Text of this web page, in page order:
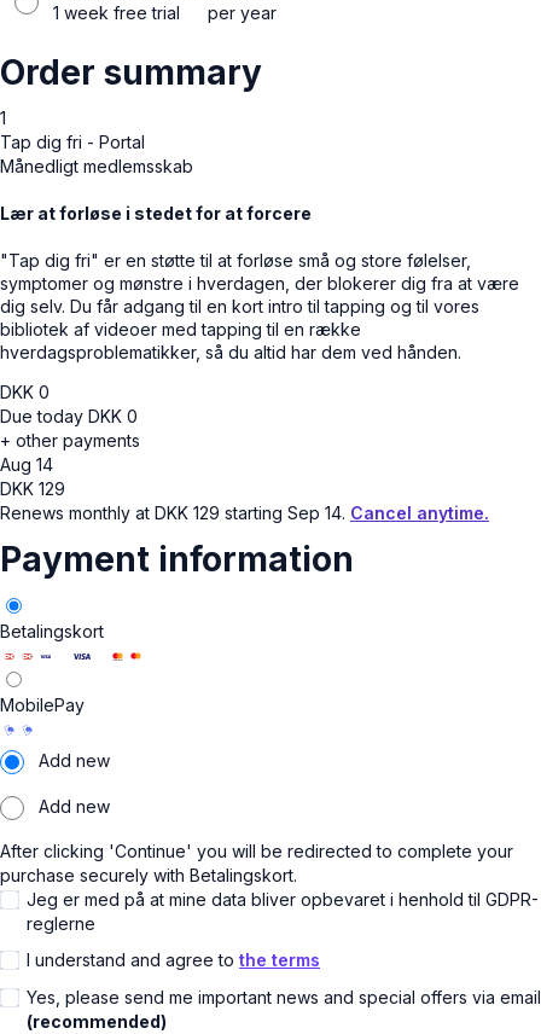
1 week free trial
per year
Order summary
1
Tap dig fri - Portal
Månedligt medlemsskab
Lær at forløse i stedet for at forcere
"Tap dig fri" er en støtte til at forløse små og store følelser,
symptomer og mønstre i hverdagen, der blokerer dig fra at være
dig selv. Du får adgang til en kort intro til tapping og til vores
bibliotek af videoer med tapping til en række
hverdagsproblematikker, så du altid har dem ved hånden.
DKK 0
Due today DKK 0
+ other payments
Aug 14
DKK 129
Renews monthly at DKK 129 starting Sep 14. Cancel anytime.
Payment information
Betalingskort
MobilePay
Add new
Add new
After clicking 'Continue' you will be redirected to complete your
purchase securely with Betalingskort.
Jeg er med på at mine data bliver opbevaret i henhold til GDPR-
reglerne
I understand and agree to the terms
Yes, please send me important news and special offers via email
(recommended)